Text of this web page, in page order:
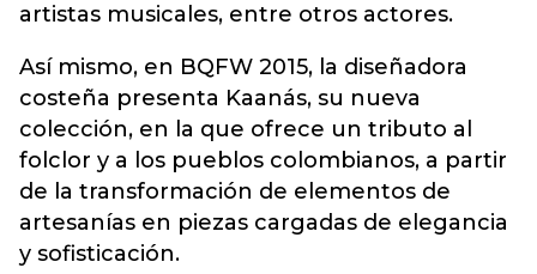
artistas musicales, entre otros actores.
Así mismo, en BQFW 2015, la diseñadora
costeña presenta Kaanás, su nueva
colección, en la que ofrece un tributo al
folclor y a los pueblos colombianos, a partir
de la transformación de elementos de
artesanías en piezas cargadas de elegancia
y sofisticación.